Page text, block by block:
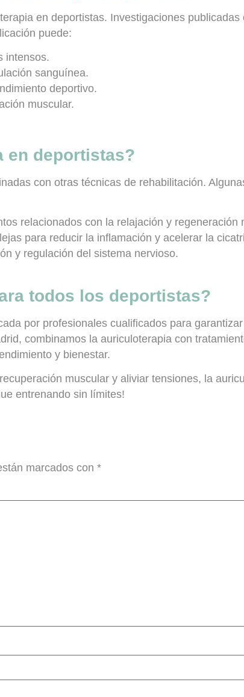
en deportistas. Investigaciones publicadas
puede:
intensos.
sanguínea.
deportivo.
muscular.
en deportistas?
con otras técnicas de rehabilitación.
relacionados con la relajación y regeneración
para reducir la inflamación y acelerar la
y regulación del sistema nervioso.
todos los deportistas?
por profesionales cualificados para
combinamos la auriculoterapia con
y bienestar.
muscular y aliviar tensiones, la
entrenando sin límites!
marcados con *